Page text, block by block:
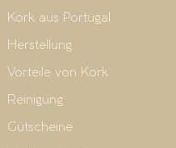
Kork aus Portugal
Herstellung
Vorteile von Kork
Reinigung
Gutscheine